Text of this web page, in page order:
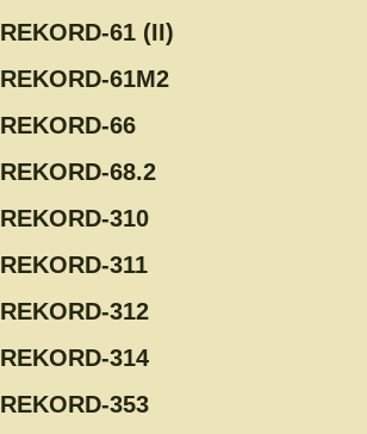
REKORD-61 (II)
REKORD-61M2
REKORD-66
REKORD-68.2
REKORD-310
REKORD-311
REKORD-312
REKORD-314
REKORD-353